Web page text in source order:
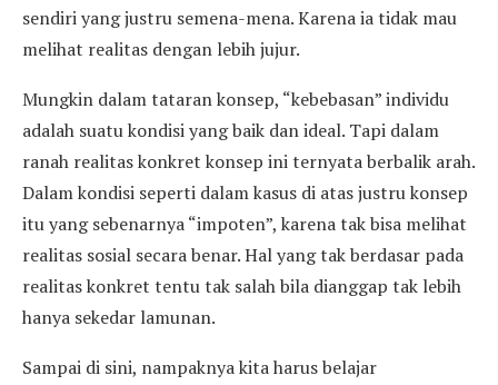
sendiri yang justru semena-mena. Karena ia tidak mau
melihat realitas dengan lebih jujur.
Mungkin dalam tataran konsep, “kebebasan” individu
adalah suatu kondisi yang baik dan ideal. Tapi dalam
ranah realitas konkret konsep ini ternyata berbalik arah.
Dalam kondisi seperti dalam kasus di atas justru konsep
itu yang sebenarnya “impoten”, karena tak bisa melihat
realitas sosial secara benar. Hal yang tak berdasar pada
realitas konkret tentu tak salah bila dianggap tak lebih
hanya sekedar lamunan.
Sampai di sini, nampaknya kita harus belajar